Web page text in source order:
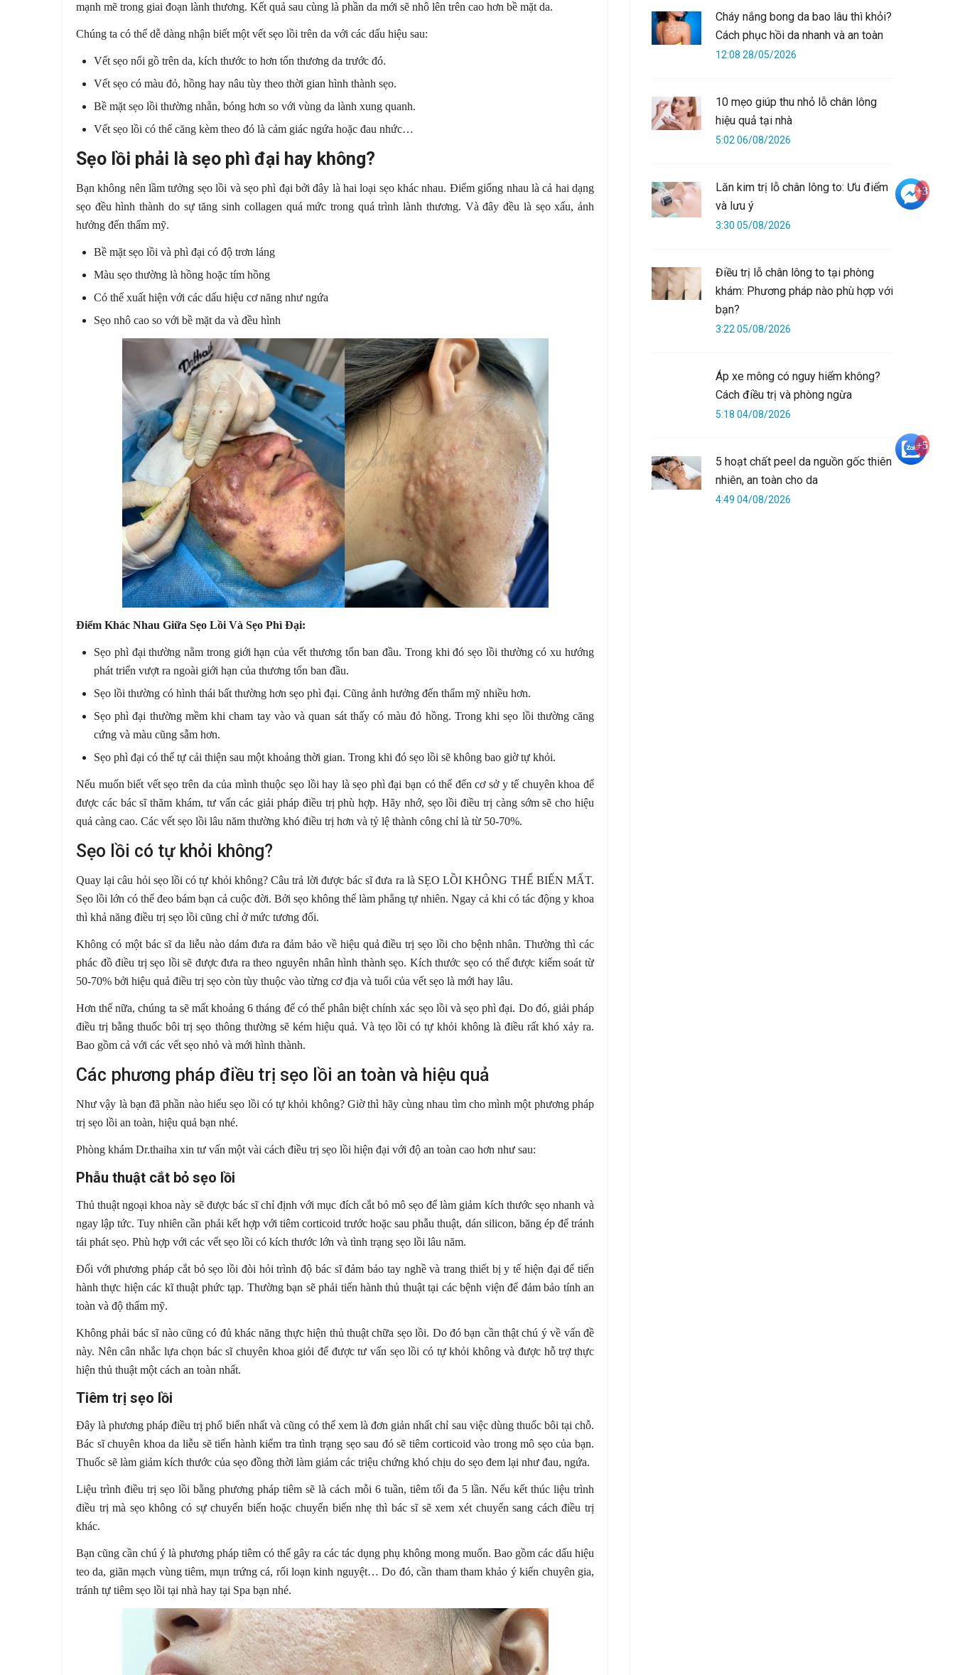
mạnh mẽ trong giai đoạn lành thương. Kết quả sau cùng là phần da mới sẽ nhô lên trên cao hơn bề mặt da.
Chúng ta có thể dễ dàng nhận biết một vết sẹo lồi trên da với các dấu hiệu sau:
Vết sẹo nổi gồ trên da, kích thước to hơn tổn thương da trước đó.
Vết sẹo có màu đỏ, hồng hay nâu tùy theo thời gian hình thành sẹo.
Bề mặt sẹo lồi thường nhẵn, bóng hơn so với vùng da lành xung quanh.
Vết sẹo lồi có thể căng kèm theo đó là cảm giác ngứa hoặc đau nhức…
Sẹo lồi phải là sẹo phì đại hay không?
Bạn không nên lầm tưởng sẹo lồi và sẹo phì đại bởi đây là hai loại sẹo khác nhau. Điểm giống nhau là cả hai dạng
sẹo đều hình thành do sự tăng sinh collagen quá mức trong quá trình lành thương. Và đây đều là sẹo xấu, ảnh
hưởng đến thẩm mỹ.
Bề mặt sẹo lồi và phì đại có độ trơn láng
Màu sẹo thường là hồng hoặc tím hồng
Có thể xuất hiện với các dấu hiệu cơ năng như ngứa
Sẹo nhô cao so với bề mặt da và đều hình
Điểm Khác Nhau Giữa Sẹo Lồi Và Sẹo Phì Đại:
Sẹo phì đại thường nằm trong giới hạn của vết thương tổn ban đầu. Trong khi đó sẹo lồi thường có xu hướng
phát triển vượt ra ngoài giới hạn của thương tổn ban đầu.
Sẹo lồi thường có hình thái bất thường hơn sẹo phì đại. Cũng ảnh hưởng đến thẩm mỹ nhiều hơn.
Sẹo phì đại thường mềm khi cham tay vào và quan sát thấy có màu đỏ hồng. Trong khi sẹo lồi thường căng
cứng và màu cũng sẫm hơn.
Sẹo phì đại có thể tự cải thiện sau một khoảng thời gian. Trong khi đó sẹo lồi sẽ không bao giờ tự khỏi.
Nếu muốn biết vết sẹo trên da của mình thuộc sẹo lồi hay là sẹo phì đại bạn có thể đến cơ sở y tế chuyên khoa để
được các bác sĩ thăm khám, tư vấn các giải pháp điều trị phù hợp. Hãy nhớ, sẹo lồi điều trị càng sớm sẽ cho hiệu
quả càng cao. Các vết sẹo lồi lâu năm thường khó điều trị hơn và tỷ lệ thành công chỉ là từ 50-70%.
Sẹo lồi có tự khỏi không?
Quay lại câu hỏi sẹo lồi có tự khỏi không? Câu trả lời được bác sĩ đưa ra là SẸO LỒI KHÔNG THỂ BIẾN MẤT.
Sẹo lồi lớn có thể đeo bám bạn cả cuộc đời. Bởi sẹo không thể làm phẳng tự nhiên. Ngay cả khi có tác động y khoa
thì khả năng điều trị sẹo lồi cũng chỉ ở mức tương đối.
Không có một bác sĩ da liễu nào dám đưa ra đảm bảo về hiệu quả điều trị sẹo lồi cho bệnh nhân. Thường thì các
phác đồ điều trị sẹo lồi sẽ được đưa ra theo nguyên nhân hình thành sẹo. Kích thước sẹo có thể được kiểm soát từ
50-70% bởi hiệu quả điều trị sẹo còn tùy thuộc vào từng cơ địa và tuổi của vết sẹo là mới hay lâu.
Hơn thế nữa, chúng ta sẽ mất khoảng 6 tháng để có thể phân biệt chính xác sẹo lồi và sẹo phì đại. Do đó, giải pháp
điều trị bằng thuốc bôi trị sẹo thông thường sẽ kém hiệu quả. Và tẹo lồi có tự khỏi không là điều rất khó xảy ra.
Bao gồm cả với các vết sẹo nhỏ và mới hình thành.
Các phương pháp điều trị sẹo lồi an toàn và hiệu quả
Như vậy là bạn đã phần nào hiểu sẹo lồi có tự khỏi không? Giờ thì hãy cùng nhau tìm cho mình một phương pháp
trị sẹo lồi an toàn, hiệu quả bạn nhé.
Phòng khám Dr.thaiha xin tư vấn một vài cách điều trị sẹo lồi hiện đại với độ an toàn cao hơn như sau:
Phẫu thuật cắt bỏ sẹo lồi
Thủ thuật ngoại khoa này sẽ được bác sĩ chỉ định với mục đích cắt bỏ mô sẹo để làm giảm kích thước sẹo nhanh và
ngay lập tức. Tuy nhiên cần phải kết hợp với tiêm corticoid trước hoặc sau phẫu thuật, dán silicon, băng ép để tránh
tái phát sẹo. Phù hợp với các vết sẹo lồi có kích thước lớn và tình trạng sẹo lồi lâu năm.
Đối với phương pháp cắt bỏ sẹo lồi đòi hỏi trình độ bác sĩ đảm bảo tay nghề và trang thiết bị y tế hiện đại để tiến
hành thực hiện các kĩ thuật phức tạp. Thường bạn sẽ phải tiến hành thủ thuật tại các bệnh viện để đảm bảo tính an
toàn và độ thẩm mỹ.
Không phải bác sĩ nào cũng có đủ khác năng thực hiện thủ thuật chữa sẹo lồi. Do đó bạn cần thật chú ý về vấn đề
này. Nên cân nhắc lựa chọn bác sĩ chuyên khoa giỏi để được tư vấn sẹo lồi có tự khỏi không và được hỗ trợ thực
hiện thủ thuật một cách an toàn nhất.
Tiêm trị sẹo lồi
Đây là phương pháp điều trị phổ biến nhất và cũng có thể xem là đơn giản nhất chỉ sau việc dùng thuốc bôi tại chỗ.
Bác sĩ chuyên khoa da liễu sẽ tiến hành kiểm tra tình trạng sẹo sau đó sẽ tiêm corticoid vào trong mô sẹo của bạn.
Thuốc sẽ làm giảm kích thước của sẹo đồng thời làm giảm các triệu chứng khó chịu do sẹo đem lại như đau, ngứa.
Liệu trình điều trị sẹo lồi bằng phương pháp tiêm sẽ là cách mỗi 6 tuần, tiêm tối đa 5 lần. Nếu kết thúc liệu trình
điều trị mà sẹo không có sự chuyển biến hoặc chuyển biến nhẹ thì bác sĩ sẽ xem xét chuyển sang cách điều trị
khác.
Bạn cũng cần chú ý là phương pháp tiêm có thể gây ra các tác dụng phụ không mong muốn. Bao gồm các dấu hiệu
teo da, giãn mạch vùng tiêm, mụn trứng cá, rối loạn kinh nguyệt… Do đó, cần tham tham khảo ý kiến chuyên gia,
tránh tự tiêm sẹo lồi tại nhà hay tại Spa bạn nhé.
Cháy nắng bong da bao lâu thì khỏi?
Cách phục hồi da nhanh và an toàn
12:08 28/05/2026
10 mẹo giúp thu nhỏ lỗ chân lông
hiệu quả tại nhà
5:02 06/08/2026
Lăn kim trị lỗ chân lông to: Ưu điểm
và lưu ý
3:30 05/08/2026
Điều trị lỗ chân lông to tại phòng
khám: Phương pháp nào phù hợp với
bạn?
3:22 05/08/2026
Áp xe mông có nguy hiểm không?
Cách điều trị và phòng ngừa
5:18 04/08/2026
5 hoạt chất peel da nguồn gốc thiên
nhiên, an toàn cho da
4:49 04/08/2026
+3
+5